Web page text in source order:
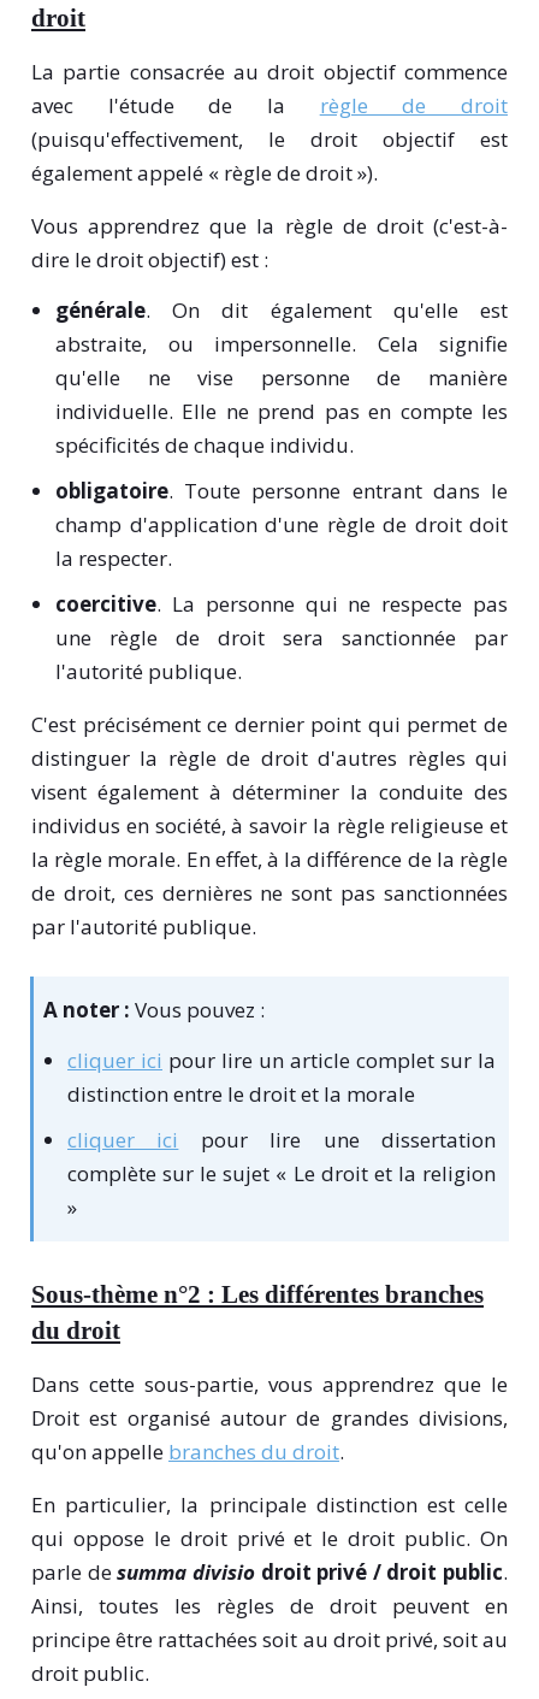
droit
La partie consacrée au droit objectif commence
avec l'étude de la règle de droit
(puisqu'effectivement, le droit objectif est
également appelé « règle de droit »).
Vous apprendrez que la règle de droit (c'est-à-
dire le droit objectif) est :
générale. On dit également qu'elle est
abstraite, ou impersonnelle. Cela signifie
qu'elle ne vise personne de manière
individuelle. Elle ne prend pas en compte les
spécificités de chaque individu.
obligatoire. Toute personne entrant dans le
champ d'application d'une règle de droit doit
la respecter.
coercitive. La personne qui ne respecte pas
une règle de droit sera sanctionnée par
l'autorité publique.
C'est précisément ce dernier point qui permet de
distinguer la règle de droit d'autres règles qui
visent également à déterminer la conduite des
individus en société, à savoir la règle religieuse et
la règle morale. En effet, à la différence de la règle
de droit, ces dernières ne sont pas sanctionnées
par l'autorité publique.
A noter : Vous pouvez :
cliquer ici pour lire un article complet sur la
distinction entre le droit et la morale
cliquer ici
pour lire une dissertation
complète sur le sujet « Le droit et la religion
»
Sous-thème n°2 : Les différentes branches
du droit
Dans cette sous-partie, vous apprendrez que le
Droit est organisé autour de grandes divisions,
qu'on appelle branches du droit.
En particulier, la principale distinction est celle
qui oppose le droit privé et le droit public. On
parle desumma divisiodroit privé / droit public.
Ainsi, toutes les règles de droit peuvent en
principe être rattachées soit au droit privé, soit au
droit public.